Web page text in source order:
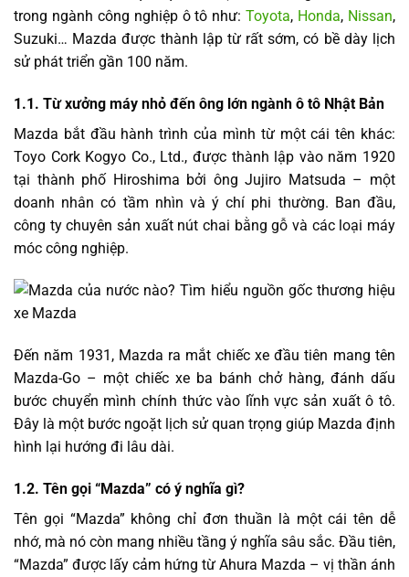
trong ngành công nghiệp ô tô như:Toyota, Honda, Nissan,
Suzuki… Mazda được thành lập từ rất sớm, có bề dày lịch
sử phát triển gần 100 năm.
1.1. Từ xưởng máy nhỏ đến ông lớn ngành ô tô Nhật Bản
Mazda bắt đầu hành trình của mình từ một cái tên khác:
Toyo Cork Kogyo Co., Ltd., được thành lập vào năm 1920
tại thành phố Hiroshima bởi ông Jujiro Matsuda – một
doanh nhân có tầm nhìn và ý chí phi thường. Ban đầu,
công ty chuyên sản xuất nút chai bằng gỗ và các loại máy
móc công nghiệp.
Đến năm 1931, Mazda ra mắt chiếc xe đầu tiên mang tên
Mazda-Go – một chiếc xe ba bánh chở hàng, đánh dấu
bước chuyển mình chính thức vào lĩnh vực sản xuất ô tô.
Đây là một bước ngoặt lịch sử quan trọng giúp Mazda định
hình lại hướng đi lâu dài.
1.2. Tên gọi “Mazda” có ý nghĩa gì?
Tên gọi “Mazda” không chỉ đơn thuần là một cái tên dễ
nhớ, mà nó còn mang nhiều tầng ý nghĩa sâu sắc. Đầu tiên,
“Mazda” được lấy cảm hứng từ Ahura Mazda – vị thần ánh